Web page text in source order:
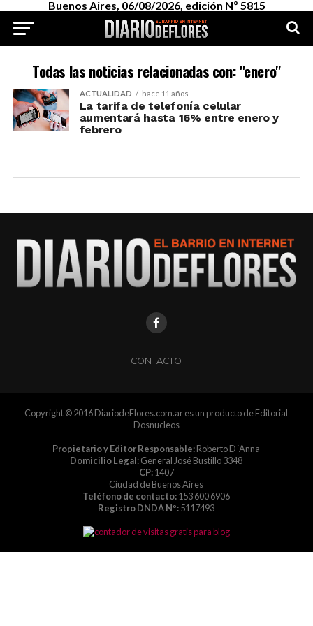
Buenos Aires, 06/08/2026, edición Nº 5815
Todas las noticias relacionadas con: "enero"
ACTUALIDAD hace 11 años
La tarifa de telefonía celular
aumentará hasta 16% entre enero y
febrero
CONTACTO
Copyright © 2016 DiariodeFlores.com.ar es un producto de Editorial
Dosnucleos
Propietario y Editor Responsable:Roberto D´Anna
Domicilio Legal:General José Bustillo 3348
CP:1407
Ciudad de Buenos Aires
Teléfono de contacto:153 600 6906
Registro DNDA Nº:5117493